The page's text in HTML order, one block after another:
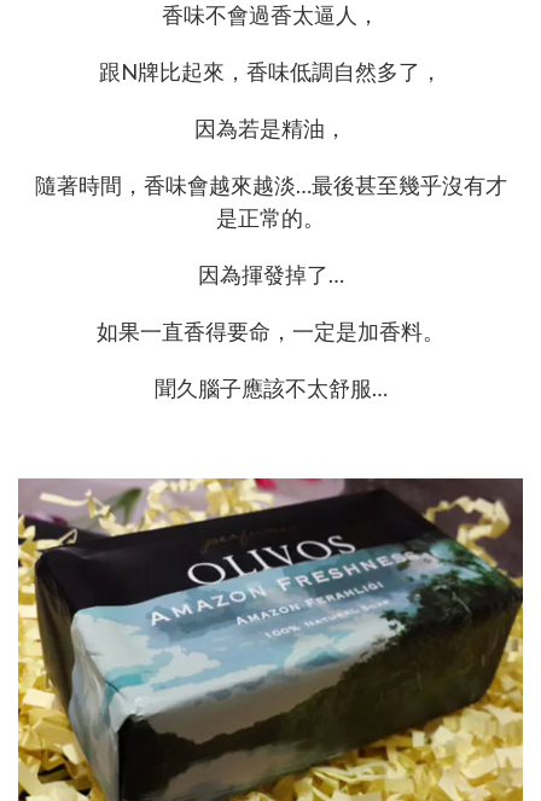
香味不會過香太逼人，
跟N牌比起來，香味低調自然多了，
因為若是精油，
隨著時間，香味會越來越淡…最後甚至幾乎沒有才
是正常的。
因為揮發掉了…
如果一直香得要命，一定是加香料。
聞久腦子應該不太舒服…